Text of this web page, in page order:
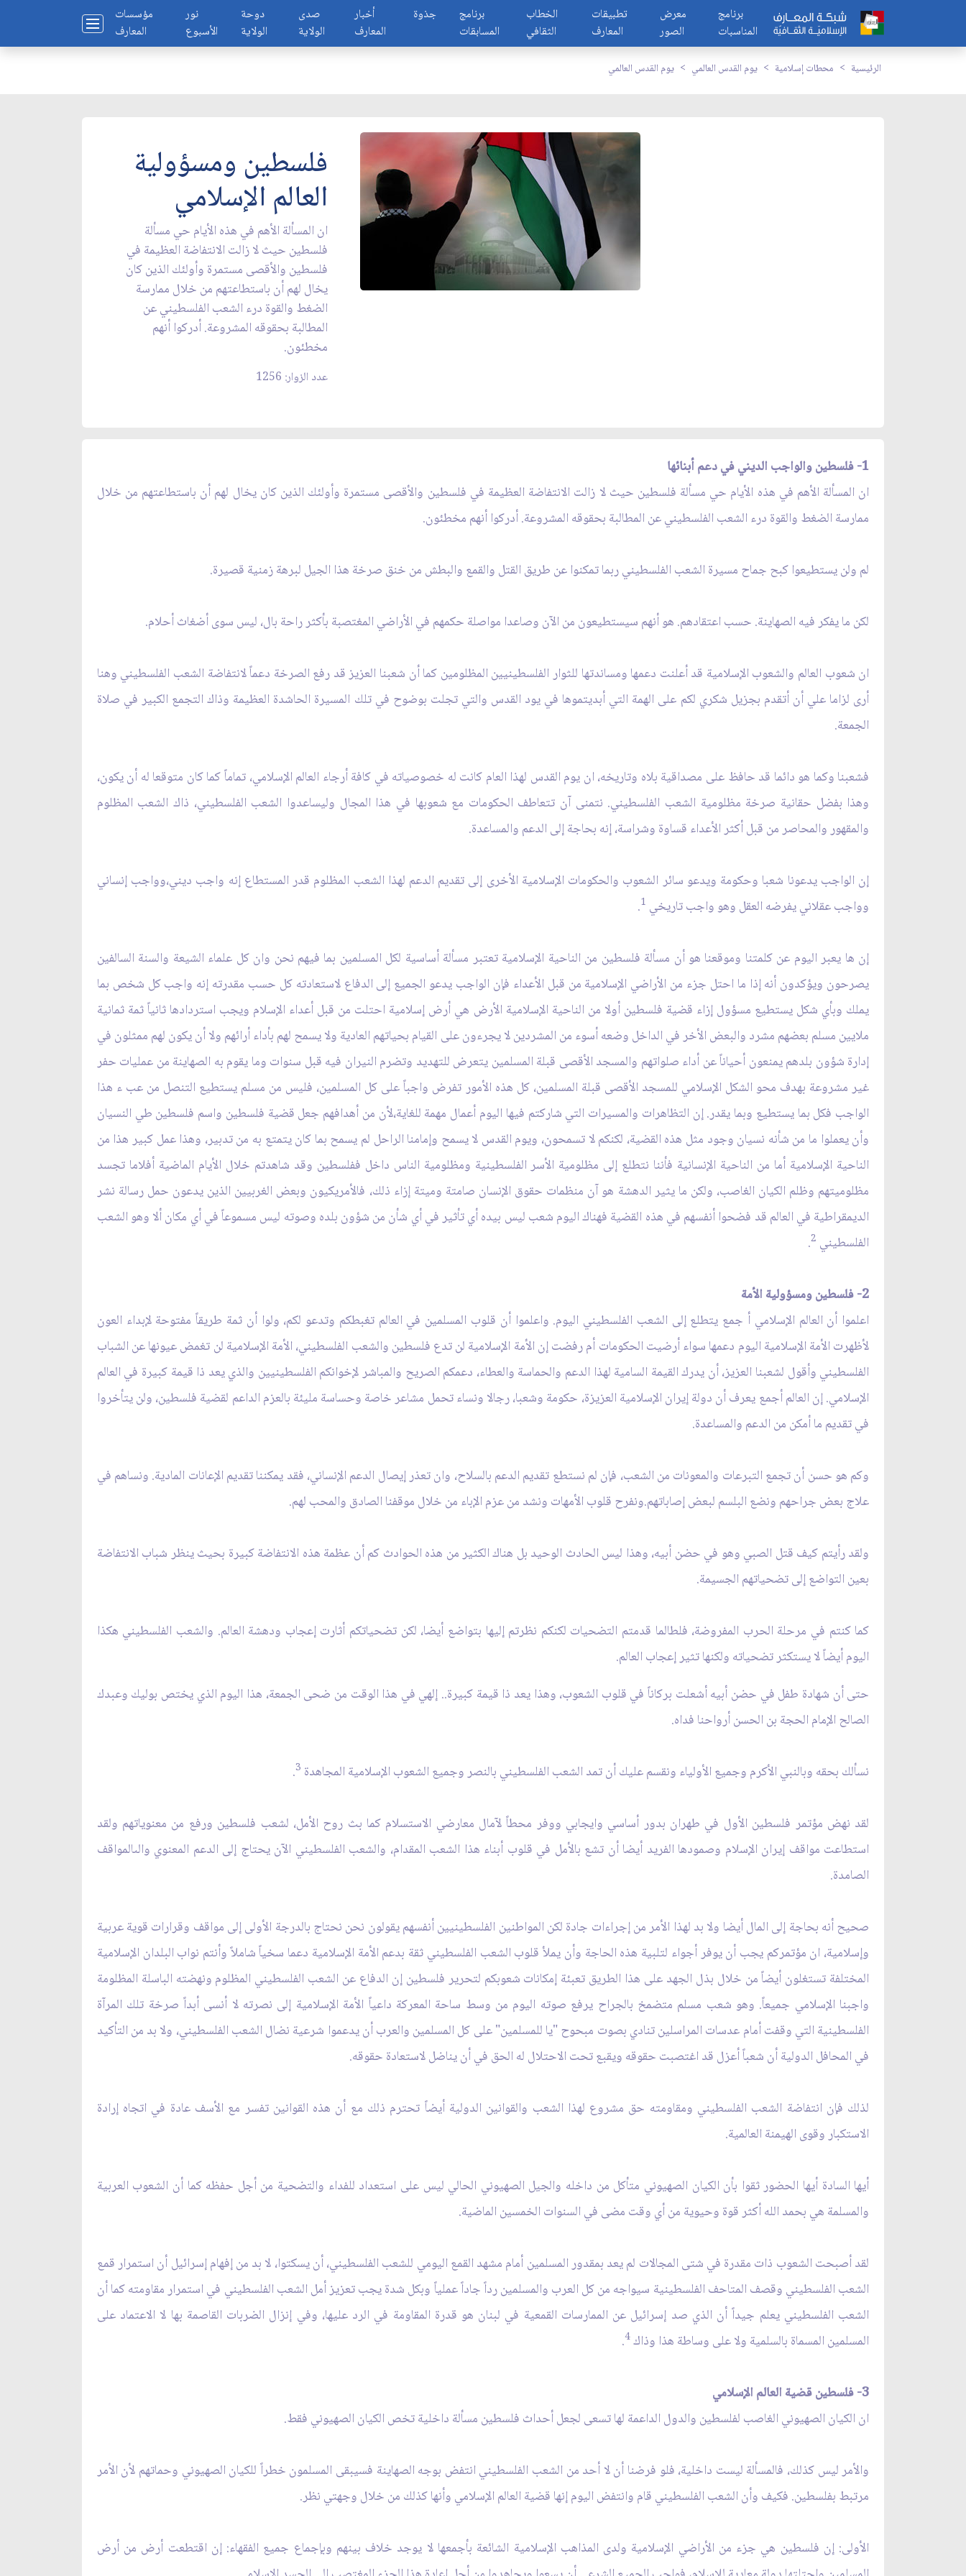
مؤسسات
المعارف
نور
الأسبوع
دوحة
الولاية
صدى
الولاية
أخبار
المعارف
جذوة
برنامج
المسابقات
الخطاب
الثقافي
تطبيقات
المعارف
معرض
الصور
برنامج
المناسبات
الرئيسية محطات إسلامية يوم القدس العالمي يوم القدس العالمي
فلسطين ومسؤولية
العالم الإسلامي
ان المسألة الأهم في هذه الأيام حي مسألة
فلسطين حيث لا زالت الانتفاضة العظيمة في
فلسطين والأقصى مستمرة وأولئك الذين كان
يخال لهم أن باستطاعتهم من خلال ممارسة
الضغط والقوة درء الشعب الفلسطيني عن
المطالبة بحقوقه المشروعة. أدركوا أنهم
مخطئون.
عدد الزوار: 1256
1- فلسطين والواجب الديني في دعم أبنائها
ان المسألة الأهم في هذه الأيام حي مسألة فلسطين حيث لا زالت الانتفاضة العظيمة في فلسطين والأقصى مستمرة وأولئك الذين كان يخال لهم أن باستطاعتهم من خلال
ممارسة الضغط والقوة درء الشعب الفلسطيني عن المطالبة بحقوقه المشروعة. أدركوا أنهم مخطئون.
لم ولن يستطيعوا كبح جماح مسيرة الشعب الفلسطيني ربما تمكنوا عن طريق القتل والقمع والبطش من خنق صرخة هذا الجيل لبرهة زمنية قصيرة.
لكن ما يفكر فيه الصهاينة. حسب اعتقادهم. هو أنهم سيستطيعون من الآن وصاعدا مواصلة حكمهم في الأراضي المغتصبة بأكثر راحة بال، ليس سوى أضغاث أحلام.
ان شعوب العالم والشعوب الإسلامية قد أعلنت دعمها ومساندتها للثوار الفلسطينيين المظلومين كما أن شعبنا العزيز قد رفع الصرخة دعماً لانتفاضة الشعب الفلسطيني وهنا
أرى لزاما علي أن أتقدم بجزيل شكري لكم على الهمة التي أبديتموها في يود القدس والتي تجلت بوضوح في تلك المسيرة الحاشدة العظيمة وذاك التجمع الكبير في صلاة
الجمعة.
فشعبنا وكما هو دائما قد حافظ على مصداقية بلاه وتاريخه، ان يوم القدس لهذا العام كانت له خصوصياته في كافة أرجاء العالم الإسلامي، تماماً كما كان متوقعا له أن يكون،
وهذا بفضل حقانية صرخة مظلومية الشعب الفلسطيني. نتمنى آن تتعاطف الحكومات مع شعوبها في هذا المجال وليساعدوا الشعب الفلسطيني، ذاك الشعب المظلوم
والمقهور والمحاصر من قبل أكثر الأعداء قساوة وشراسة، إنه بحاجة إلى الدعم والمساعدة.
إن الواجب يدعونا شعبا وحكومة ويدعو سائر الشعوب والحكومات الإسلامية الأخرى إلى تقديم الدعم لهذا الشعب المظلوم قدر المستطاع إنه واجب ديني،وواجب إنساني
وواجب عقلاني يفرضه العقل وهو واجب تاريخي 1
.
إن ها يعبر اليوم عن كلمتنا وموقعنا هو أن مسألة فلسطين من الناحية الإسلامية تعتبر مسألة أساسية لكل المسلمين بما فيهم نحن وان كل علماء الشيعة والسنة السالفين
يصرحون ويؤكدون أنه إذا ما احتل جزء من الأراضي الإسلامية من قبل الأعداء فإن الواجب يدعو الجميع إلى الدفاع لاستعادته كل حسب مقدرته إنه واجب كل شخص بما
يملك وبأي شكل يستطيع مسؤول إزاء قضية فلسطين أولا من الناحية الإسلامية الأرض هي أرض إسلامية احتلت من قبل أعداء الإسلام ويجب استردادها ثانياً ثمة ثمانية
ملايين مسلم بعضهم مشرد والبعض الأخر في الداخل وضعه أسوء من المشردين لا يجرءون على القيام بحياتهم العادية ولا يسمح لهم بأداء أرائهم ولا أن يكون لهم ممثلون في
إدارة شؤون بلدهم يمنعون أحياناً عن أداء صلواتهم والمسجد الأقصى قبلة المسلمين يتعرض للتهديد وتضرم النيران فيه قبل سنوات وما يقوم به الصهاينة من عمليات حفر
غير مشروعة بهدف محو الشكل الإسلامي للمسجد الأقصى قبلة المسلمين، كل هذه الأمور تفرض واجباً على كل المسلمين، فليس من مسلم يستطيع التنصل من عب ء هذا
الواجب فكل بما يستطيع وبما يقدر. إن التظاهرات والمسيرات التي شاركتم فيها اليوم أعمال مهمة للغاية،لأن من أهدافهم جعل قضية فلسطين واسم فلسطين طي النسيان
وأن يعملوا ما من شأنه نسيان وجود مثل هذه القضية، لكنكم لا تسمحون، ويوم القدس لا يسمح وإمامنا الراحل لم يسمح بما كان يتمتع به من تدبير، وهذا عمل كبير هذا من
الناحية الإسلامية أما من الناحية الإنسانية فأننا نتطلع إلى مظلومية الأسر الفلسطينية ومظلومية الناس داخل ففلسطين وقد شاهدتم خلال الأيام الماضية أفلاما تجسد
مظلوميتهم وظلم الكيان الغاصب، ولكن ما يثير الدهشة هو آن منظمات حقوق الإنسان صامتة وميتة إزاء ذلك، فالأمريكيون وبعض الغربيين الذين يدعون حمل رسالة نشر
الديمقراطية في العالم قد فضحوا أنفسهم في هذه القضية فهناك اليوم شعب ليس بيده أي تأثير في أي شأن من شؤون بلده وصوته ليس مسموعاً في أي مكان ألا وهو الشعب
الفلسطيني 2
.
2- فلسطين ومسؤولية الأمة
اعلموا أن العالم الإسلامي أ جمع يتطلع إلى الشعب الفلسطيني اليوم. واعلموا أن قلوب المسلمين في العالم تغبطكم وتدعو لكم، ولوا أن ثمة طريقاً مفتوحة لإبداء العون
لأظهرت الأمة الإسلامية اليوم دعمها سواء أرضيت الحكومات أم رفضت إن الأمة الإسلامية لن تدع فلسطين والشعب الفلسطيني، الأمة الإسلامية لن تغمض عيونها عن الشباب
الفلسطيني وأقول لشعبنا العزيز، أن يدرك القيمة السامية لهذا الدعم والحماسة والعطاء، دعمكم الصريح والمباشر لإخوانكم الفلسطينيين والذي يعد ذا قيمة كبيرة في العالم
الإسلامي. إن العالم أجمع يعرف أن دولة إيران الإسلامية العزيزة، حكومة وشعبا، رجالا ونساء تحمل مشاعر خاصة وحساسة مليئة بالعزم الداعم لقضية فلسطين، ولن يتأخروا
في تقديم ما أمكن من الدعم والمساعدة.
وكم هو حسن أن تجمع التبرعات والمعونات من الشعب، فإن لم نستطع تقديم الدعم بالسلاح، وان تعذر إيصال الدعم الإنساني، فقد يمكننا تقديم الإعانات المادية. ونساهم في
علاج بعض جراحهم ونضع البلسم لبعض إصاباتهم.ونفرح قلوب الأمهات ونشد من عزم الإباء من خلال موقفنا الصادق والمحب لهم.
ولقد رأيتم كيف قتل الصبي وهو في حضن أبيه، وهذا ليس الحادث الوحيد بل هناك الكثير من هذه الحوادث كم أن عظمة هذه الانتفاضة كبيرة بحيث ينظر شباب الانتفاضة
بعين التواضع إلى تضحياتهم الجسيمة.
كما كنتم في مرحلة الحرب المفروضة، فلطالما قدمتم التضحيات لكنكم نظرتم إليها بتواضع أيضا، لكن تضحياتكم أثارت إعجاب ودهشة العالم. والشعب الفلسطيني هكذا
اليوم أيضاً لا يستكثر تضحياته ولكنها تثير إعجاب العالم.
حتى أن شهادة طفل في حضن أبيه أشعلت بركاناً في قلوب الشعوب، وهذا يعد ذا قيمة كبيرة.. إلهي في هذا الوقت من ضحى الجمعة، هذا اليوم الذي يختص بوليك وعبدك
الصالح الإمام الحجة بن الحسن أرواحنا فداه.
نسألك بحقه وبالنبي الأكرم وجميع الأولياء ونقسم عليك أن تمد الشعب الفلسطيني بالنصر وجميع الشعوب الإسلامية المجاهدة 3
.
لقد نهض مؤتمر فلسطين الأول في طهران بدور أساسي وايجابي ووفر محطاً لآمال معارضي الاستسلام كما بث روح الأمل، لشعب فلسطين ورفع من معنوياتهم ولقد
استطاعت مواقف إيران الإسلام وصمودها الفريد أيضا أن تشع بالأمل في قلوب أبناء هذا الشعب المقدام، والشعب الفلسطيني الآن يحتاج إلى الدعم المعنوي والىالمواقف
الصامدة.
صحيح أنه بحاجة إلى المال أيضا ولا بد لهذا الأمر من إجراءات جادة لكن المواطنين الفلسطينيين أنفسهم يقولون نحن نحتاج بالدرجة الأولى إلى مواقف وقرارات قوية عربية
وإسلامية، ان مؤتمركم يجب أن يوفر أجواء لتلبية هذه الحاجة وأن يملأ قلوب الشعب الفلسطيني ثقة بدعم الأمة الإسلامية دعما سخياً شاملاً وأنتم نواب البلدان الإسلامية
المختلفة تستغلون أيضاً من خلال بذل الجهد على هذا الطريق تعبئة إمكانات شعوبكم لتحرير فلسطين إن الدفاع عن الشعب الفلسطيني المظلوم ونهضته الباسلة المظلومة
واجبنا الإسلامي جميعاً. وهو شعب مسلم متضمخ بالجراح يرفع صوته اليوم من وسط ساحة المعركة داعياً الأمة الإسلامية إلى نصرته لا أنسى أبداً صرخة تلك المرآة
الفلسطينية التي وقفت أمام عدسات المراسلين تنادي بصوت مبحوح"يا للمسلمين"على كل المسلمين والعرب أن يدعموا شرعية نضال الشعب الفلسطيني، ولا بد من التأكيد
في المحافل الدولية أن شعباً أعزل قد اغتصبت حقوقه ويقبع تحت الاحتلال له الحق في أن يناضل لاستعادة حقوقه.
لذلك فإن انتفاضة الشعب الفلسطيني ومقاومته حق مشروع لهذا الشعب والقوانين الدولية أيضاً تحترم ذلك مع أن هذه القوانين تفسر مع الأسف عادة في اتجاه إرادة
الاستكبار وقوى الهيمنة العالمية.
أيها السادة أيها الحضور ثقوا بأن الكيان الصهيوني متأكل من داخله والجيل الصهيوني الحالي ليس على استعداد للفداء والتضحية من أجل حفظه كما أن الشعوب العربية
والمسلمة هي بحمد الله أكثر قوة وحيوية من أي وقت مضى في السنوات الخمسين الماضية.
لقد أصبحت الشعوب ذات مقدرة في شتى المجالات لم يعد بمقدور المسلمين أمام مشهد القمع اليومي للشعب الفلسطيني، أن يسكتوا، لا بد من إفهام إسرائيل أن استمرار قمع
الشعب الفلسطيني وقصف المتاحف الفلسطينية سيواجه من كل العرب والمسلمين رداً جاداً عملياً وبكل شدة يجب تعزيز أمل الشعب الفلسطيني في استمرار مقاومته كما أن
الشعب الفلسطيني يعلم جيداً أن الذي صد إسرائيل عن الممارسات القمعية في لبنان هو قدرة المقاومة في الرد عليها، وفي إنزال الضربات القاصمة بها لا الاعتماد على
المسلمين المسماة بالسلمية ولا على وساطة هذا وذاك4
.
3
-فلسطين قضية العالم الإسلامي
ان الكيان الصهيوني الغاصب لفلسطين والدول الداعمة لها تسعى لجعل أحداث فلسطين مسألة داخلية تخص الكيان الصهيوني فقط.
والأمر ليس كذلك، فالمسألة ليست داخلية، فلو فرضنا أن لا أحد من الشعب الفلسطيني انتفض بوجه الصهاينة فسيبقى المسلمون خطراً للكيان الصهيوني وحماتهم لأن الأمر
مرتبط بفلسطين. فكيف وأن الشعب الفلسطيني قام وانتفض اليوم إنها قضية العالم الإسلامي وأنها كذلك من خلال وجهتي نظر.
الأولى: إن فلسطين هي جزء من الأراضي الإسلامية ولدى المذاهب الإسلامية الشائعة بأجمعها لا يوجد خلاف بينهم وبإجماع جميع الفقهاء: إن اقتطعت أرض من أرض